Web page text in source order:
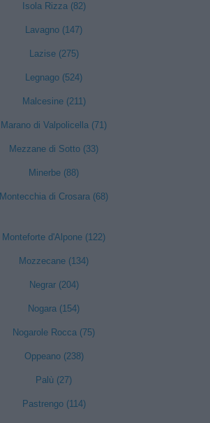
Isola Rizza (82)
Lavagno (147)
Lazise (275)
Legnago (524)
Malcesine (211)
Marano di Valpolicella (71)
Mezzane di Sotto (33)
Minerbe (88)
Montecchia di Crosara (68)
Monteforte d'Alpone (122)
Mozzecane (134)
Negrar (204)
Nogara (154)
Nogarole Rocca (75)
Oppeano (238)
Palù (27)
Pastrengo (114)